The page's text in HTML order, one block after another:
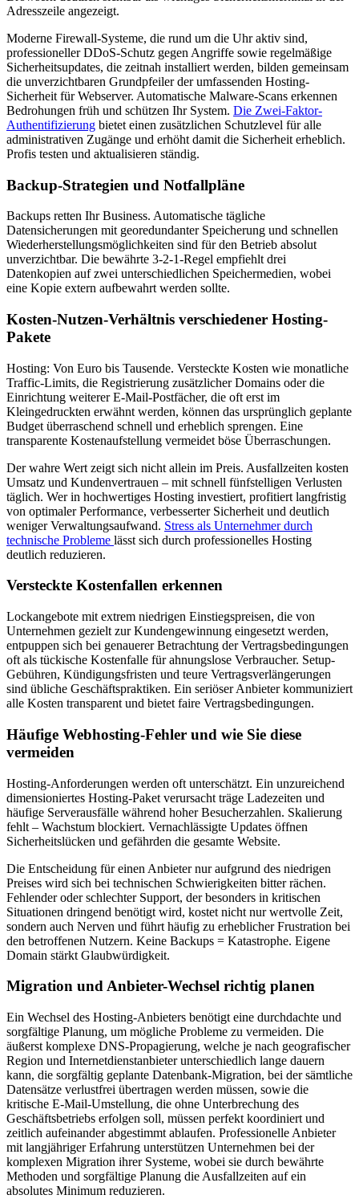
Adresszeile angezeigt.
Moderne Firewall-Systeme, die rund um die Uhr aktiv sind,
professioneller DDoS-Schutz gegen Angriffe sowie regelmäßige
Sicherheitsupdates, die zeitnah installiert werden, bilden gemeinsam
die unverzichtbaren Grundpfeiler der umfassenden Hosting-
Sicherheit für Webserver. Automatische Malware-Scans erkennen
Bedrohungen früh und schützen Ihr System. Die Zwei-Faktor-
Authentifizierung bietet einen zusätzlichen Schutzlevel für alle
administrativen Zugänge und erhöht damit die Sicherheit erheblich.
Profis testen und aktualisieren ständig.
Backup-Strategien und Notfallpläne
Backups retten Ihr Business. Automatische tägliche
Datensicherungen mit georedundanter Speicherung und schnellen
Wiederherstellungsmöglichkeiten sind für den Betrieb absolut
unverzichtbar. Die bewährte 3-2-1-Regel empfiehlt drei
Datenkopien auf zwei unterschiedlichen Speichermedien, wobei
eine Kopie extern aufbewahrt werden sollte.
Kosten-Nutzen-Verhältnis verschiedener Hosting-
Pakete
Hosting: Von Euro bis Tausende. Versteckte Kosten wie monatliche
Traffic-Limits, die Registrierung zusätzlicher Domains oder die
Einrichtung weiterer E-Mail-Postfächer, die oft erst im
Kleingedruckten erwähnt werden, können das ursprünglich geplante
Budget überraschend schnell und erheblich sprengen. Eine
transparente Kostenaufstellung vermeidet böse Überraschungen.
Der wahre Wert zeigt sich nicht allein im Preis. Ausfallzeiten kosten
Umsatz und Kundenvertrauen – mit schnell fünfstelligen Verlusten
täglich. Wer in hochwertiges Hosting investiert, profitiert langfristig
von optimaler Performance, verbesserter Sicherheit und deutlich
weniger Verwaltungsaufwand. Stress als Unternehmer durch
technische Probleme lässt sich durch professionelles Hosting
deutlich reduzieren.
Versteckte Kostenfallen erkennen
Lockangebote mit extrem niedrigen Einstiegspreisen, die von
Unternehmen gezielt zur Kundengewinnung eingesetzt werden,
entpuppen sich bei genauerer Betrachtung der Vertragsbedingungen
oft als tückische Kostenfalle für ahnungslose Verbraucher. Setup-
Gebühren, Kündigungsfristen und teure Vertragsverlängerungen
sind übliche Geschäftspraktiken. Ein seriöser Anbieter kommuniziert
alle Kosten transparent und bietet faire Vertragsbedingungen.
Häufige Webhosting-Fehler und wie Sie diese
vermeiden
Hosting-Anforderungen werden oft unterschätzt. Ein unzureichend
dimensioniertes Hosting-Paket verursacht träge Ladezeiten und
häufige Serverausfälle während hoher Besucherzahlen. Skalierung
fehlt – Wachstum blockiert. Vernachlässigte Updates öffnen
Sicherheitslücken und gefährden die gesamte Website.
Die Entscheidung für einen Anbieter nur aufgrund des niedrigen
Preises wird sich bei technischen Schwierigkeiten bitter rächen.
Fehlender oder schlechter Support, der besonders in kritischen
Situationen dringend benötigt wird, kostet nicht nur wertvolle Zeit,
sondern auch Nerven und führt häufig zu erheblicher Frustration bei
den betroffenen Nutzern. Keine Backups = Katastrophe. Eigene
Domain stärkt Glaubwürdigkeit.
Migration und Anbieter-Wechsel richtig planen
Ein Wechsel des Hosting-Anbieters benötigt eine durchdachte und
sorgfältige Planung, um mögliche Probleme zu vermeiden. Die
äußerst komplexe DNS-Propagierung, welche je nach geografischer
Region und Internetdienstanbieter unterschiedlich lange dauern
kann, die sorgfältig geplante Datenbank-Migration, bei der sämtliche
Datensätze verlustfrei übertragen werden müssen, sowie die
kritische E-Mail-Umstellung, die ohne Unterbrechung des
Geschäftsbetriebs erfolgen soll, müssen perfekt koordiniert und
zeitlich aufeinander abgestimmt ablaufen. Professionelle Anbieter
mit langjähriger Erfahrung unterstützen Unternehmen bei der
komplexen Migration ihrer Systeme, wobei sie durch bewährte
Methoden und sorgfältige Planung die Ausfallzeiten auf ein
absolutes Minimum reduzieren.